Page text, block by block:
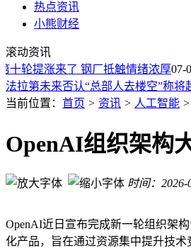
热点资讯
小熊财经
滚动资讯
轮提涨来了 钢厂抵触情绪浓厚07-04
人工智能重塑知识生产：新特征、新
从离线到实时：Vidu S1引领视频生
法拉第未来否认“总部人去楼空”称将
iOS 27代码现端倪：代号B790或为带
仓储园区新图景：机器人与搬运工携
宇树科技科创板IPO注册获批，拟募
AWS Summit纽约峰会落幕：生成式
数字化转型浪潮下，企业云计算领
人工智能重塑知识生产：新特征、新
当前位置： 首页 > 资讯 > 人工智能 >
OpenAI组织架构
时间：2026-
OpenAI近日宣布完成新一轮组织架
化产品，旨在通过资源集中提升技术